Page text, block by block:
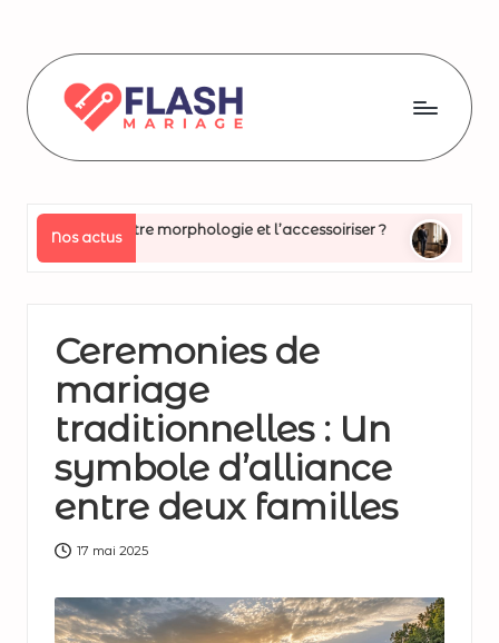
content
Fl
s
h
ar
ia
g
e
Nos actus
votre morphologie et l’accessoiriser ? Pourquoi
25 juin 2026
Ceremonies de
mariage
traditionnelles : Un
symbole d’alliance
entre deux familles
17 mai 2025